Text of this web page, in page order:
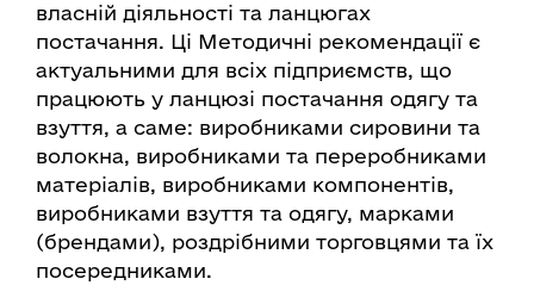
власній діяльності та ланцюгах
постачання. Ці Методичні рекомендації є
актуальними для всіх підприємств, що
працюють у ланцюзі постачання одягу та
взуття, а саме: виробниками сировини та
волокна, виробниками та переробниками
матеріалів, виробниками компонентів,
виробниками взуття та одягу, марками
(брендами), роздрібними торговцями та їх
посередниками.